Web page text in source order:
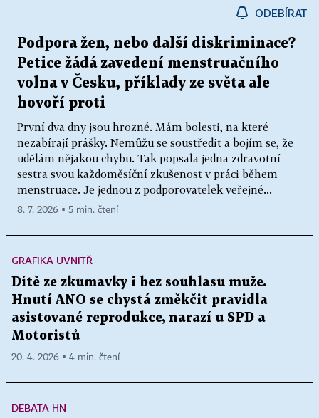
ODEBÍRAT
Podpora žen, nebo další diskriminace?
Petice žádá zavedení menstruačního
volna v Česku, příklady ze světa ale
hovoří proti
První dva dny jsou hrozné. Mám bolesti, na které
nezabírají prášky. Nemůžu se soustředit a bojím se, že
udělám nějakou chybu. Tak popsala jedna zdravotní
sestra svou každoměsíční zkušenost v práci během
menstruace. Je jednou z podporovatelek veřejné...
8. 7. 2026 ▪ 5 min. čtení
GRAFIKA UVNITŘ
Dítě ze zkumavky i bez souhlasu muže.
Hnutí ANO se chystá změkčit pravidla
asistované reprodukce, narazí u SPD a
Motoristů
20. 4. 2026 ▪ 4 min. čtení
DEBATA HN